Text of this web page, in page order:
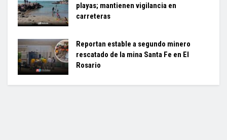
playas; mantienen vigilancia en
carreteras
Reportan estable a segundo minero
rescatado de la mina Santa Fe en El
Rosario